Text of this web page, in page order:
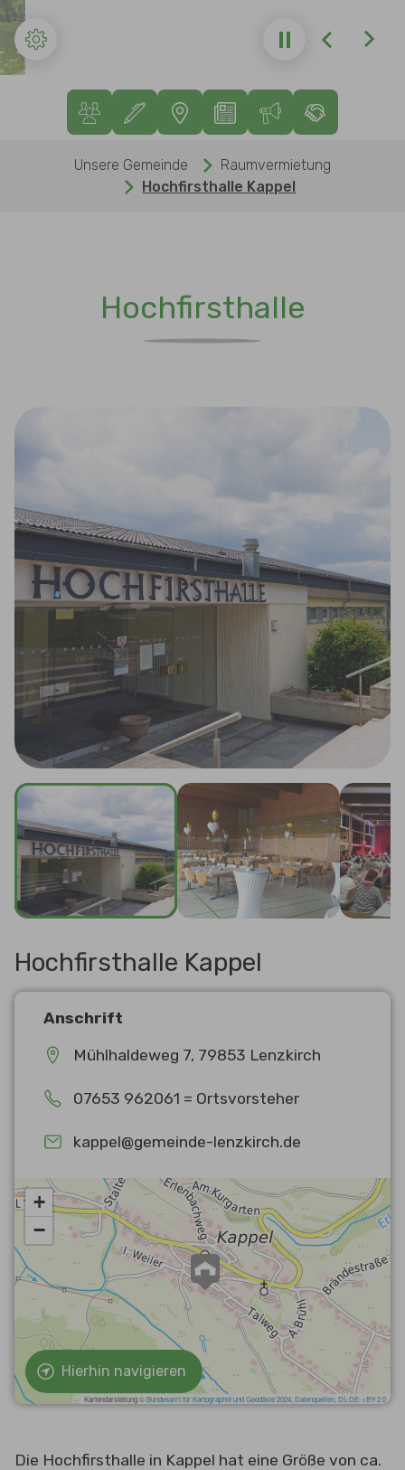
Zurück
Sie sind hier:Unsere Gemeinde
Raumvermietung
Hochfirsthalle Kappel
Hochfirsthalle
Hochfirsthalle Kappel
Anschrift
Mühlhaldeweg 7, 79853 Lenzkirch
07653 962061 = Ortsvorsteher
kappel@gemeinde-lenzkirch.de
Hierhin navigieren
Die Hochfirsthalle in Kappel hat eine Größe von ca.